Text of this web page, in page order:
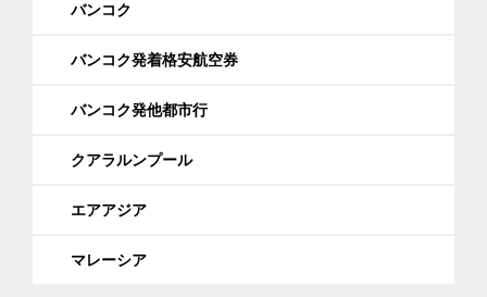
バンコク
バンコク発着格安航空券
バンコク発他都市行
クアラルンプール
エアアジア
マレーシア